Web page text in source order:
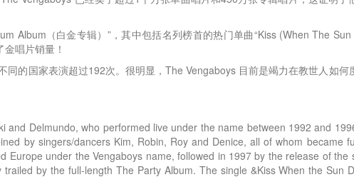
Album（白金专辑）”，其中包括名列榜首的热门单曲“Kiss (When The
唱片销量！
的国家表演超过192次。很明显，The Vengaboys 目前是竭力在教世人如何
Delmundo, who performed live under the name between 1992 and
by singers/dancers Kim, Robin, Roy and Denice, all of whom became
under the Vengaboys name, followed in 1997 by the release of the
by the full-length The Party Album. The single &Kiss When the Sun